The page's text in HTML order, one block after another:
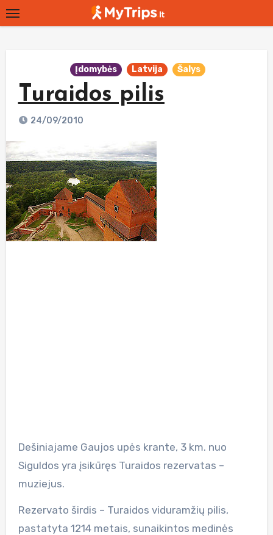
Skip
to
Įdomybės Latvija Šalys
Turaidos pilis
24/09/2010
Dešiniajame Gaujos upės krante, 3 km. nuo
Siguldos yra įsikūręs Turaidos rezervatas –
muziejus.
Rezervato širdis – Turaidos viduramžių pilis,
pastatyta 1214 metais, sunaikintos medinės